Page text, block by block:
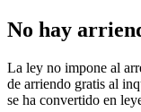
No hay
La ley no impone al
de arriendo gratis al
se ha convertido en